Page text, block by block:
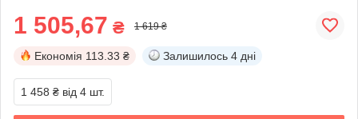
1 505,67 ₴ 1 619 ₴
Економія 113.33 ₴ Залишилось 4 дні
1 458 ₴ від 4 шт.